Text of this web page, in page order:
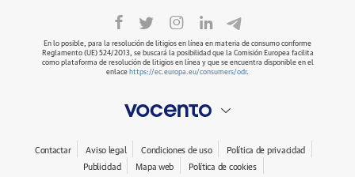
En lo posible, para la resolución de litigios en línea en materia de consumo conforme
Reglamento (UE) 524/2013, se buscará la posibilidad que la Comisión Europea facilita
como plataforma de resolución de litigios en línea y que se encuentra disponible en el
enlace https://ec.europa.eu/consumers/odr.
Contactar Aviso legal Condiciones de uso
Política de privacidad
Publicidad
Mapa web Política de cookies